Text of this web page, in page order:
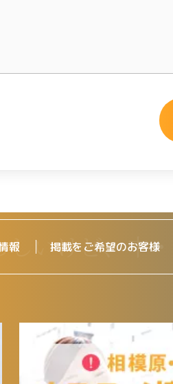
報 掲載をご希望のお客様